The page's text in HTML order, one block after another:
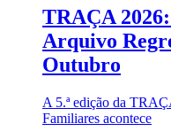
TRAÇA
Arquivo
Outubro
A 5.ª edição da
Familiares acontece